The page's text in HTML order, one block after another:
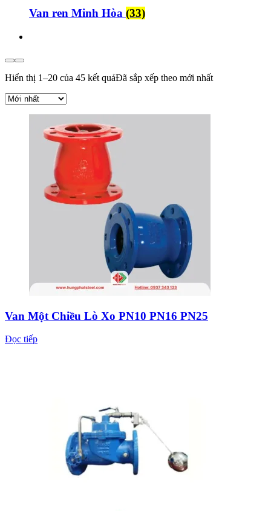
Van ren Minh Hòa (33)
Hiển thị 1–20 của 45 kết quảĐã sắp xếp theo mới nhất
Van Một Chiều Lò Xo PN10 PN16 PN25
Đọc tiếp